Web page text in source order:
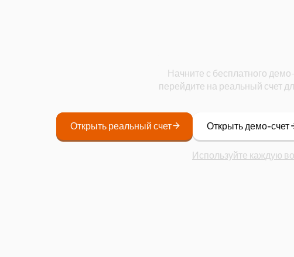
Начните с бесплатного
перейдите на реальный счет
Открыть реальный счет Открыть демо-счет
Используйте каждую